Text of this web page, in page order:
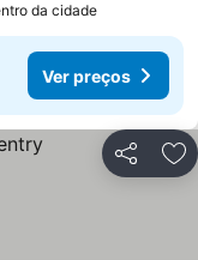
da cidade
Ver preços
Partilhar